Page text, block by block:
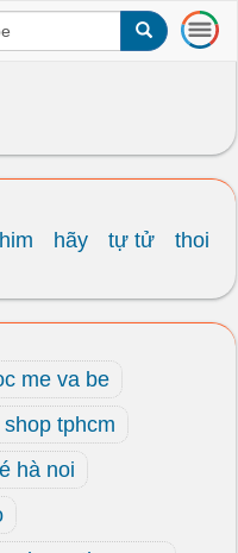
T
o
i
t
hãy tự tử
thoi
me va be
tphcm
hà noi